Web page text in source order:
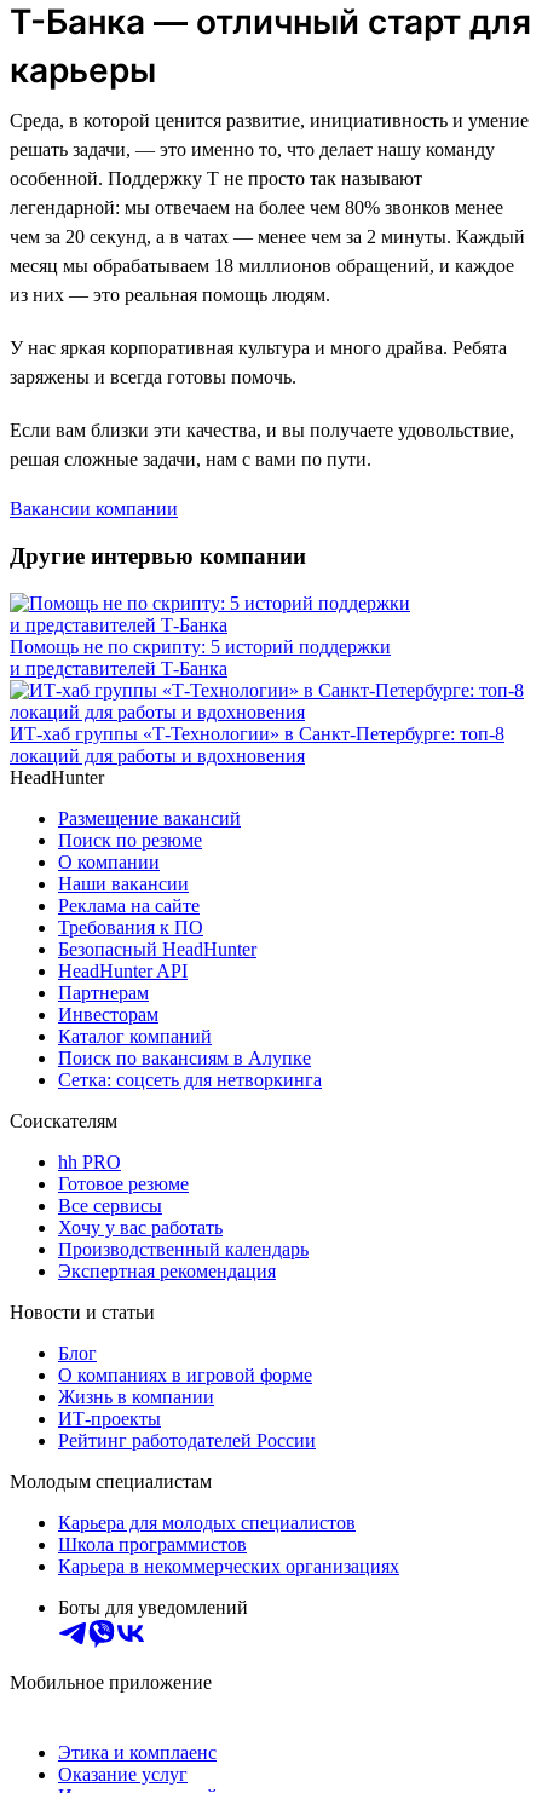
Т-Банка — отличный старт для
карьеры
Среда, в которой ценится развитие, инициативность и умение
решать задачи, — это именно то, что делает нашу команду
особенной. Поддержку Т не просто так называют
легендарной: мы отвечаем на более чем 80% звонков менее
чем за 20 секунд, а в чатах — менее чем за 2 минуты. Каждый
месяц мы обрабатываем 18 миллионов обращений, и каждое
из них — это реальная помощь людям.
У нас яркая корпоративная культура и много драйва. Ребята
заряжены и всегда готовы помочь.
Если вам близки эти качества, и вы получаете удовольствие,
решая сложные задачи, нам с вами по пути.
Вакансии компании
Другие интервью компании
Помощь не по скрипту: 5 историй поддержки
и представителей Т-Банка
ИТ-хаб группы «Т-Технологии» в Санкт-Петербурге: топ-8
локаций для работы и вдохновения
HeadHunter
Размещение вакансий
Поиск по резюме
О компании
Наши вакансии
Реклама на сайте
Требования к ПО
Безопасный HeadHunter
HeadHunter API
Партнерам
Инвесторам
Каталог компаний
Поиск по вакансиям в Алупке
Сетка: соцсеть для нетворкинга
Соискателям
hh PRO
Готовое резюме
Все сервисы
Хочу у вас работать
Производственный календарь
Экспертная рекомендация
Новости и статьи
Блог
О компаниях в игровой форме
Жизнь в компании
ИТ-проекты
Рейтинг работодателей России
Молодым специалистам
Карьера для молодых специалистов
Школа программистов
Карьера в некоммерческих организациях
Боты для уведомлений
Мобильное приложение
Этика и комплаенс
Оказание услуг